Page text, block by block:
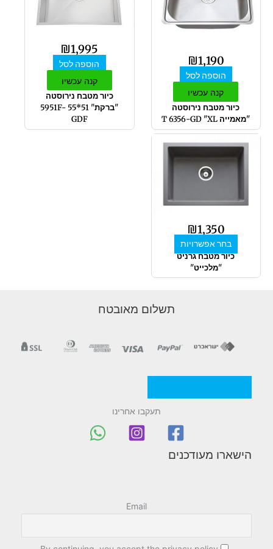
₪1,190
הוספה לסל
קנה עכשיו
כיור מטבח נירוסטה
"מאמייה T 6356-GD "XL
₪1,995
הוספה לסל
קנה עכשיו
כיור מטבח נירוסטה
"ברקת" 51*55 5951F-
GDF
₪1,350
בחר אפשרויות
יש
מספר
ניתן
את
האפשרויות
בעמוד
כיור מטבח גרניט
"מלכייט"
תשלום מאובטח
תעקבו אחרינו
הישארו מעודכנים
Email